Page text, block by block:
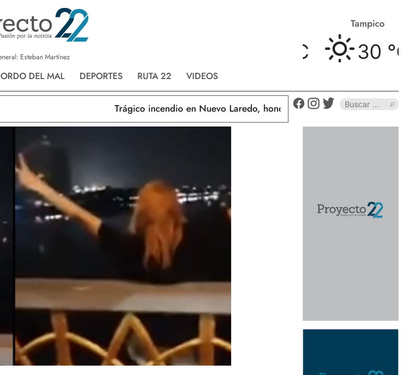
Esteban Martínez
DEL MAL DEPORTES RUTA 22 VIDEOS
Nvo. Laredo Tampico
30 °C
Trágico incendio en Nuevo Laredo, hondureño muere calcinado